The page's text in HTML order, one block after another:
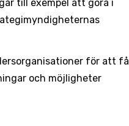
till exempel att göra i
för att få
och möjligheter